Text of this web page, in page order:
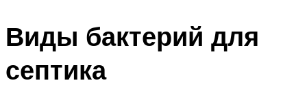
Виды бактерий для
септика